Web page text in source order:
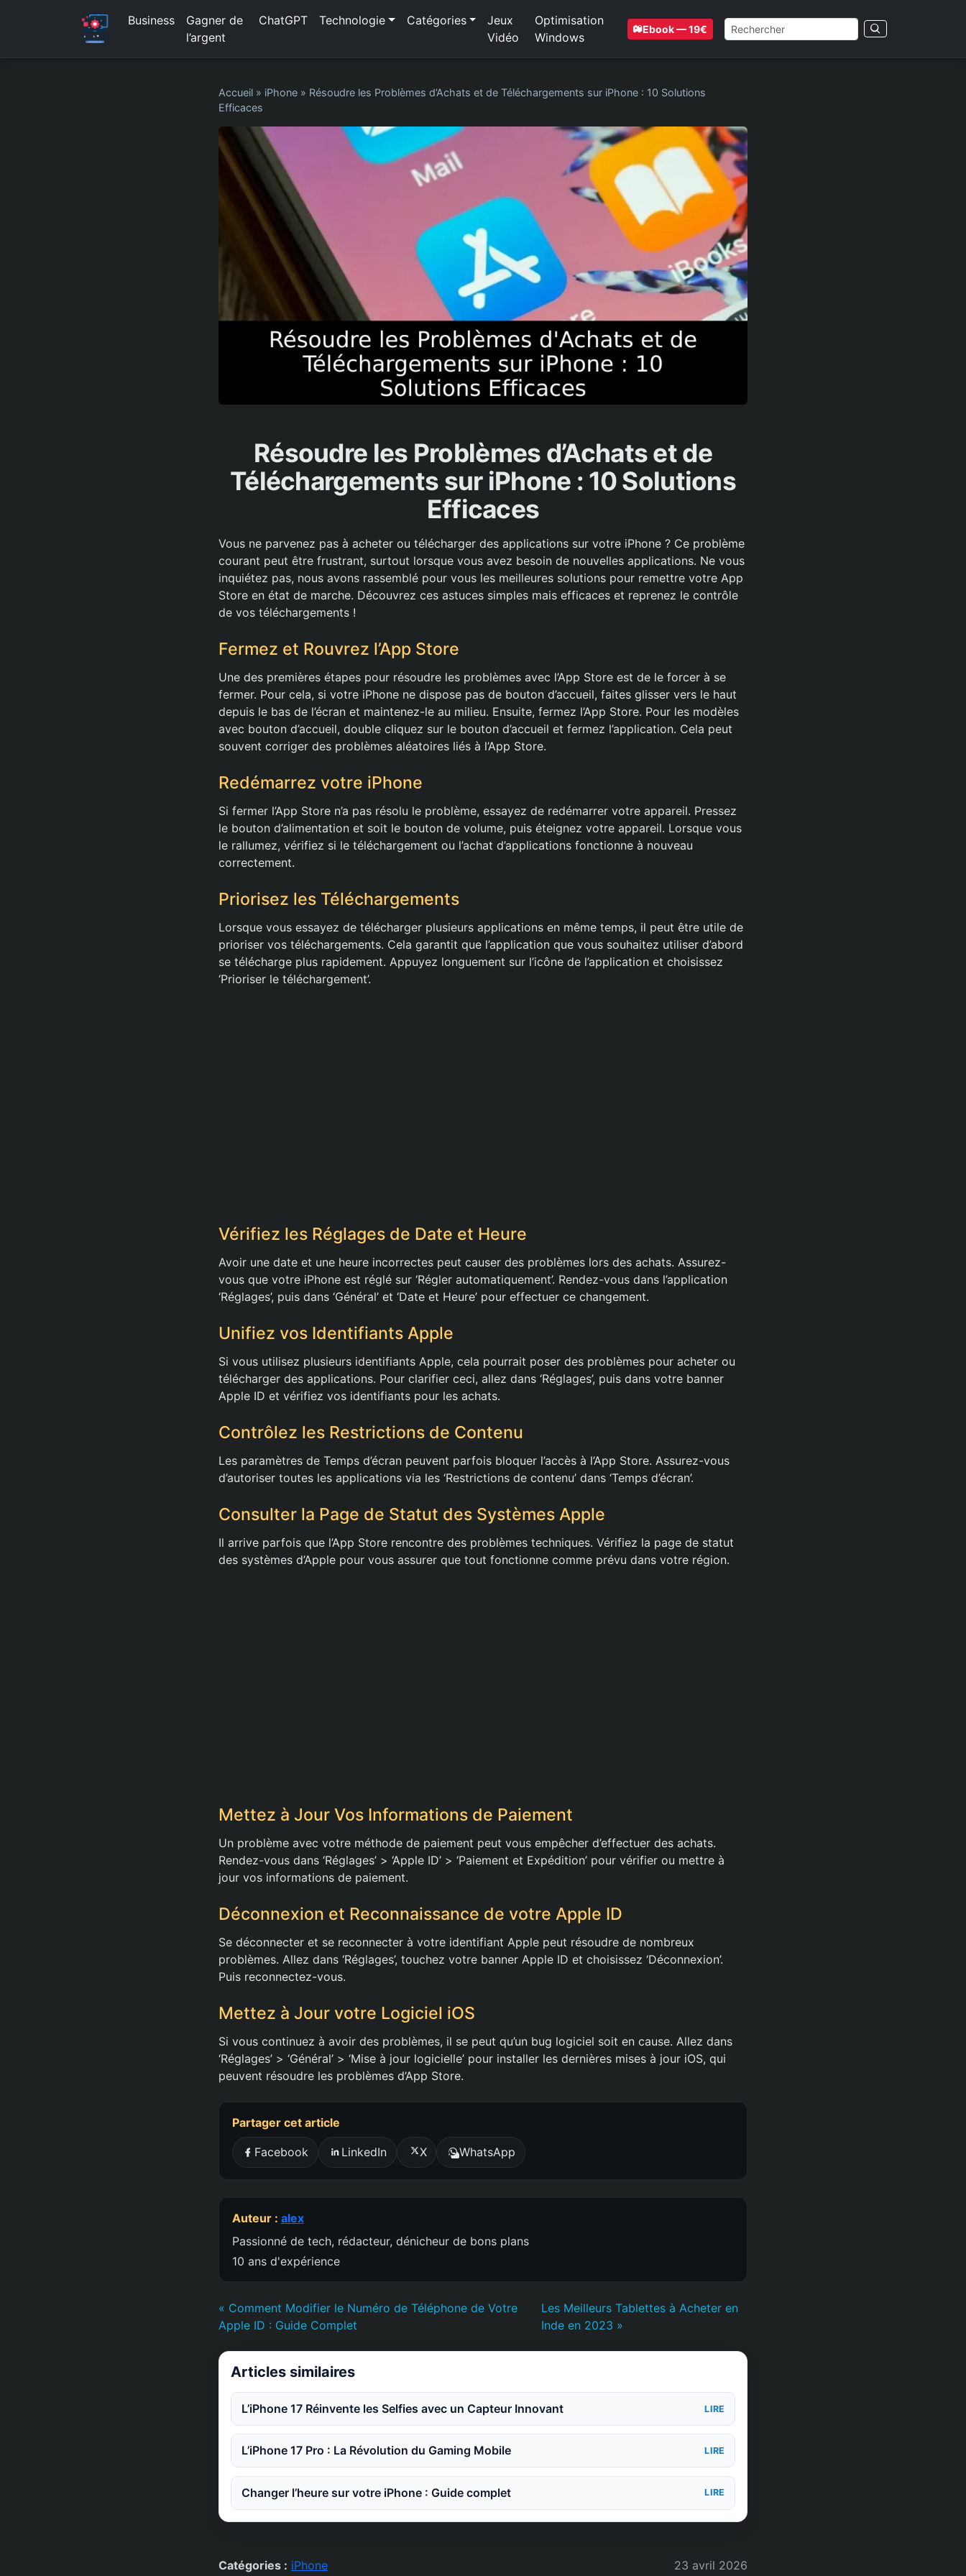
Business
Gagner de
l’argent
ChatGPT Technologie Catégories
Jeux
Vidéo
Optimisation
Windows
Ebook — 19€
Accueil » iPhone » Résoudre les Problèmes d’Achats et de Téléchargements sur iPhone : 10 Solutions
Efficaces
Résoudre les Problèmes d’Achats et de
Téléchargements sur iPhone : 10 Solutions
Efficaces
Vous ne parvenez pas à acheter ou télécharger des applications sur votre iPhone ? Ce problème
courant peut être frustrant, surtout lorsque vous avez besoin de nouvelles applications. Ne vous
inquiétez pas, nous avons rassemblé pour vous les meilleures solutions pour remettre votre App
Store en état de marche. Découvrez ces astuces simples mais efficaces et reprenez le contrôle
de vos téléchargements !
Fermez et Rouvrez l’App Store
Une des premières étapes pour résoudre les problèmes avec l’App Store est de le forcer à se
fermer. Pour cela, si votre iPhone ne dispose pas de bouton d’accueil, faites glisser vers le haut
depuis le bas de l’écran et maintenez-le au milieu. Ensuite, fermez l’App Store. Pour les modèles
avec bouton d’accueil, double cliquez sur le bouton d’accueil et fermez l’application. Cela peut
souvent corriger des problèmes aléatoires liés à l’App Store.
Redémarrez votre iPhone
Si fermer l’App Store n’a pas résolu le problème, essayez de redémarrer votre appareil. Pressez
le bouton d’alimentation et soit le bouton de volume, puis éteignez votre appareil. Lorsque vous
le rallumez, vérifiez si le téléchargement ou l’achat d’applications fonctionne à nouveau
correctement.
Priorisez les Téléchargements
Lorsque vous essayez de télécharger plusieurs applications en même temps, il peut être utile de
prioriser vos téléchargements. Cela garantit que l’application que vous souhaitez utiliser d’abord
se télécharge plus rapidement. Appuyez longuement sur l’icône de l’application et choisissez
‘Prioriser le téléchargement’.
Vérifiez les Réglages de Date et Heure
Avoir une date et une heure incorrectes peut causer des problèmes lors des achats. Assurez-
vous que votre iPhone est réglé sur ‘Régler automatiquement’. Rendez-vous dans l’application
‘Réglages’, puis dans ‘Général’ et ‘Date et Heure’ pour effectuer ce changement.
Unifiez vos Identifiants Apple
Si vous utilisez plusieurs identifiants Apple, cela pourrait poser des problèmes pour acheter ou
télécharger des applications. Pour clarifier ceci, allez dans ‘Réglages’, puis dans votre banner
Apple ID et vérifiez vos identifiants pour les achats.
Contrôlez les Restrictions de Contenu
Les paramètres de Temps d’écran peuvent parfois bloquer l’accès à l’App Store. Assurez-vous
d’autoriser toutes les applications via les ‘Restrictions de contenu’ dans ‘Temps d’écran’.
Consulter la Page de Statut des Systèmes Apple
Il arrive parfois que l’App Store rencontre des problèmes techniques. Vérifiez la page de statut
des systèmes d’Apple pour vous assurer que tout fonctionne comme prévu dans votre région.
Mettez à Jour Vos Informations de Paiement
Un problème avec votre méthode de paiement peut vous empêcher d’effectuer des achats.
Rendez-vous dans ‘Réglages’ > ‘Apple ID’ > ‘Paiement et Expédition’ pour vérifier ou mettre à
jour vos informations de paiement.
Déconnexion et Reconnaissance de votre Apple ID
Se déconnecter et se reconnecter à votre identifiant Apple peut résoudre de nombreux
problèmes. Allez dans ‘Réglages’, touchez votre banner Apple ID et choisissez ‘Déconnexion’.
Puis reconnectez-vous.
Mettez à Jour votre Logiciel iOS
Si vous continuez à avoir des problèmes, il se peut qu’un bug logiciel soit en cause. Allez dans
‘Réglages’ > ‘Général’ > ‘Mise à jour logicielle’ pour installer les dernières mises à jour iOS, qui
peuvent résoudre les problèmes d’App Store.
Partager cet article
Facebook LinkedIn X WhatsApp
Auteur : alex
Passionné de tech, rédacteur, dénicheur de bons plans
10 ans d'expérience
« Comment Modifier le Numéro de Téléphone de Votre
Apple ID : Guide Complet
Les Meilleurs Tablettes à Acheter en
Inde en 2023 »
Articles similaires
L’iPhone 17 Réinvente les Selfies avec un Capteur Innovant LIRE
L’iPhone 17 Pro : La Révolution du Gaming Mobile LIRE
Changer l’heure sur votre iPhone : Guide complet LIRE
Catégories : iPhone 23 avril 2026